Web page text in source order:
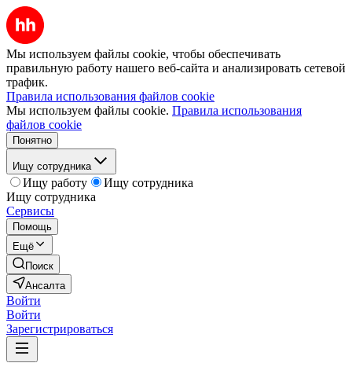
Мы используем файлы cookie, чтобы обеспечивать
правильную работу нашего веб-сайта и анализировать сетевой
трафик.
Правила использования файлов cookie
Мы используем файлы cookie. Правила использования
файлов cookie
Понятно
Ищу сотрудника
Ищу работу
Ищу сотрудника
Ищу сотрудника
Сервисы
Помощь
Ещё
Поиск
Ансалта
Войти
Войти
Зарегистрироваться